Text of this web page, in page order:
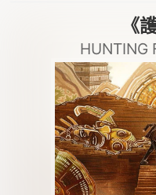
《
HUNTING